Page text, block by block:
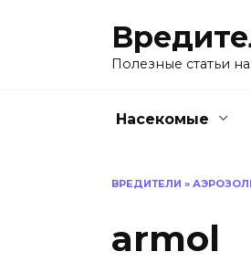
Полезные статьи
Насекомые
ВРЕДИТЕЛИ »
armol